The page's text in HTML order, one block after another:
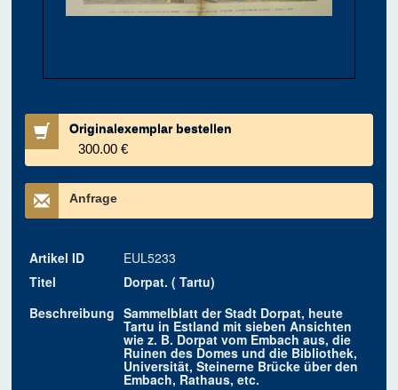
Originalexemplar bestellen
300.00 €
Anfrage
Artikel ID
EUL5233
Titel
Dorpat. ( Tartu)
Beschreibung Sammelblatt der Stadt Dorpat, heute
Tartu in Estland mit sieben Ansichten
wie z. B. Dorpat vom Embach aus, die
Ruinen des Domes und die Bibliothek,
Universität, Steinerne Brücke über den
Embach, Rathaus, etc.